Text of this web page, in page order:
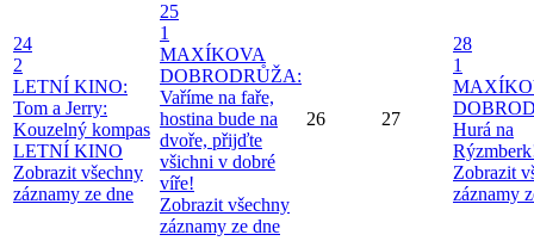
24
2
LETNÍ KINO:
Tom a Jerry:
Kouzelný kompas
LETNÍ KINO
Zobrazit všechny
záznamy ze dne
25
1
MAXÍKOVA
DOBRODRŮŽA:
Vaříme na faře,
hostina bude na
dvoře, přijďte
všichni v dobré
víře!
Zobrazit všechny
záznamy ze dne
26 27
28
1
Hurá na
Zobrazit
záznamy